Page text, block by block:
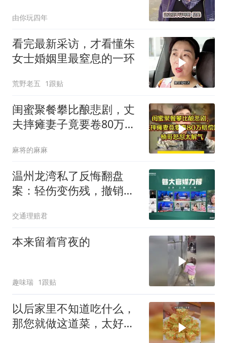
由你玩四年
看完最新采访，才看懂朱
女士婚姻里最窒息的一环
荒野老五 1跟贴
闺蜜聚餐攀比酿悲剧，丈
夫摔瘫妻子竟要卷80万赔
麻将的麻麻
温州龙湾私了反悔翻盘
案：轻伤变伤残，撤销协
交通理赔君
本来留着宵夜的
趣味瑞 1跟贴
以后家里不知道吃什么，
那您就做这道菜，太好吃